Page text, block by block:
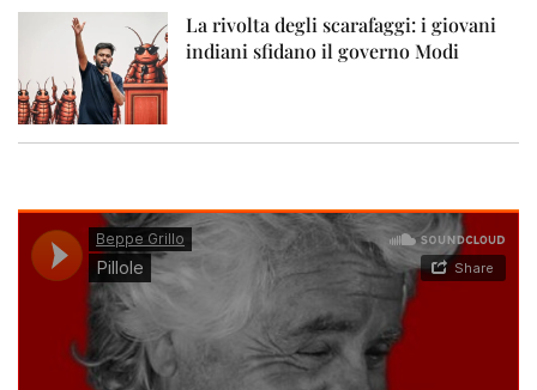
La rivolta degli scarafaggi: i giovani
indiani sfidano il governo Modi